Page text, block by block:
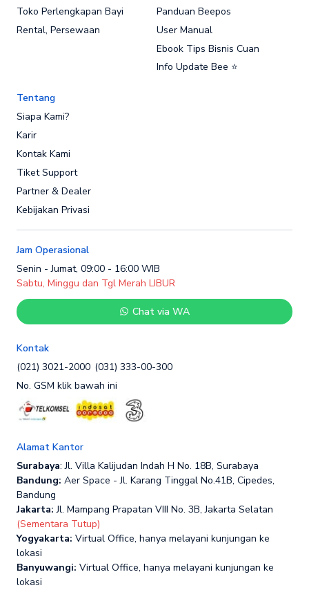
Toko Perlengkapan Bayi
Rental, Persewaan
Panduan Beepos
User Manual
Ebook Tips Bisnis Cuan
Info Update Bee ⭐
Tentang
Siapa Kami?
Karir
Kontak Kami
Tiket Support
Partner & Dealer
Kebijakan Privasi
Jam Operasional
Senin - Jumat, 09:00 - 16:00 WIB
Sabtu, Minggu dan Tgl Merah LIBUR
Chat via WA
Kontak
(021) 3021-2000 (031) 333-00-300
No. GSM klik bawah ini
Alamat Kantor
Surabaya: Jl. Villa Kalijudan Indah H No. 18B, Surabaya
Bandung: Aer Space - Jl. Karang Tinggal No.41B, Cipedes,
Bandung
Jakarta: Jl. Mampang Prapatan VIII No. 3B, Jakarta Selatan
(Sementara Tutup)
Yogyakarta: Virtual Office, hanya melayani kunjungan ke
lokasi
Banyuwangi: Virtual Office, hanya melayani kunjungan ke
lokasi